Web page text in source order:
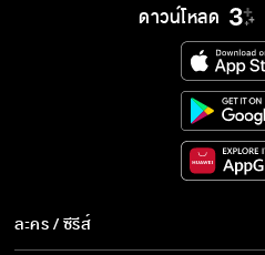
ดาวน์โหลด
ละคร / ซีรีส์